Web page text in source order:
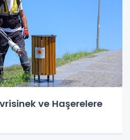
ve Haşerelere